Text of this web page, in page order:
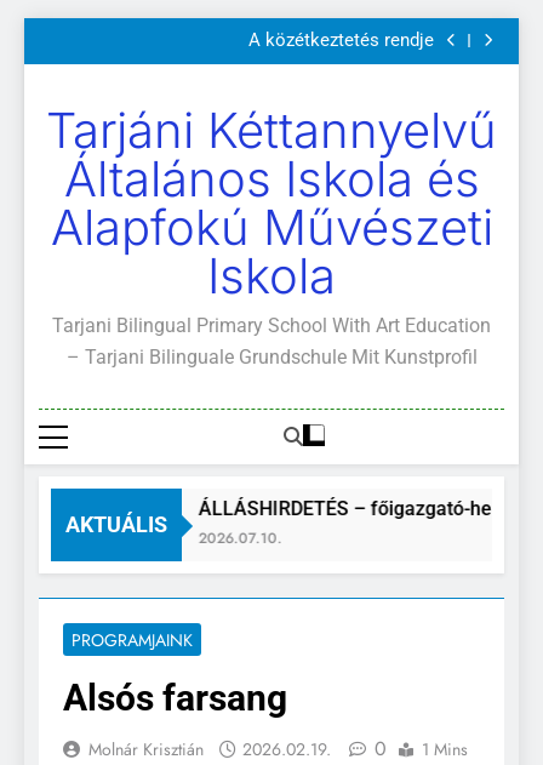
a
Szülői értekezletek 2026. május 04-14.
A közétkeztetés rendje
Kötelező és ajánlott olvasmányok
Szülői értekezletek 2026. május 04-14.
A közétkeztetés rendje
Kötelező és ajánlott olvasmányok
A Mi Világunk!
Tarjáni Kéttannyelvű
Általános Iskola és
Alapfokú Művészeti
Iskola
Tarjani Bilingual Primary School With Art Education
– Tarjani Bilinguale Grundschule Mit Kunstprofil
AKTUÁLIS
ÁLLÁSHIRDETÉS – főigazgató-helyettes
2026.07.10.
PROGRAMJAINK
Alsós farsang
Molnár Krisztián 2026.02.19. 0 1 Mins